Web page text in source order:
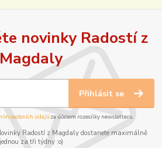
novinky Radostí z
Magdaly
Přihlásit se
osobních údajůza účelem rozesílky newsletteru.
Radostí z Magdaly dostanete maximálně
jednou za tři týdny :o)